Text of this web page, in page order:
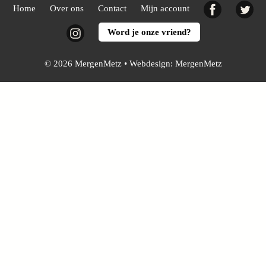
Home Over ons Contact Mijn account Facebook
InstagramWord je onze vriend?
© 2026 MergenMetz • Webdesign: MergenMetz